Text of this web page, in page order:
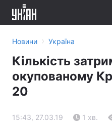
Новини › Україна
Кількість
окупованому
20
15:43, 27.03.19 1 хв.